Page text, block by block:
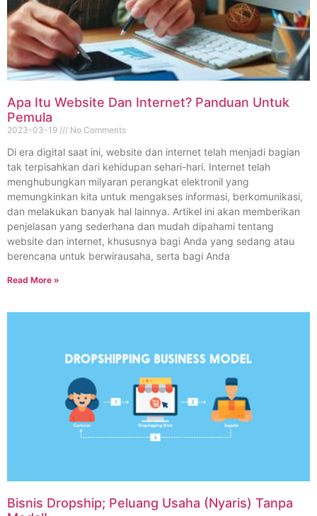
Apa Itu Website Dan Internet? Panduan Untuk
Pemula
2023-03-19 No Comments
Di era digital saat ini, website dan internet telah menjadi bagian
tak terpisahkan dari kehidupan sehari-hari. Internet telah
menghubungkan milyaran perangkat elektronil yang
memungkinkan kita untuk mengakses informasi, berkomunikasi,
dan melakukan banyak hal lainnya. Artikel ini akan memberikan
penjelasan yang sederhana dan mudah dipahami tentang
website dan internet, khususnya bagi Anda yang sedang atau
berencana untuk berwirausaha, serta bagi Anda
Read More »
Bisnis Dropship; Peluang Usaha (Nyaris) Tanpa